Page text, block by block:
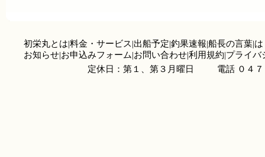
初栄丸とは|料金・サービス|出船予定|釣果速報|船長の言葉|
お知らせ|お申込みフォーム|お問い合わせ|利用規約|プライバ
定休日：第１、第３月曜日
電話 ０４